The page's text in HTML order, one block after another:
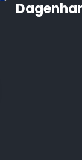
des
que les
bien